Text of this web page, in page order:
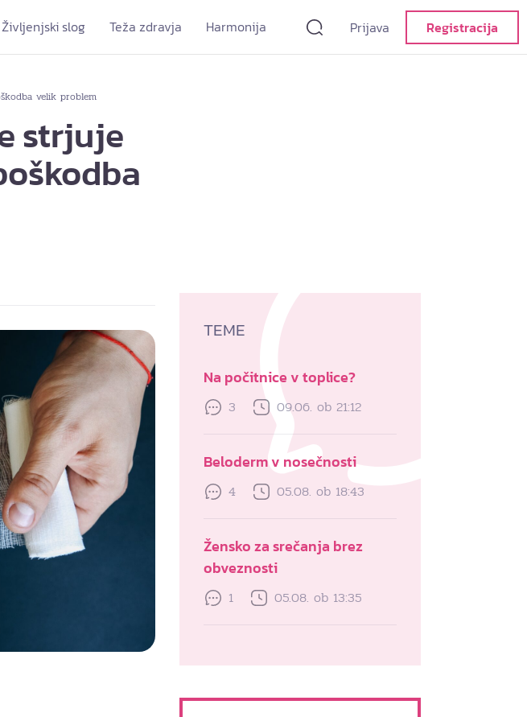
Življenjski slog Teža zdravja Harmonija Prijava Registracija
velik problem
strjuje
TEME
Na počitnice v toplice?
3 09.06. ob 21:12
Beloderm v nosečnosti
4 05.08. ob 18:43
Žensko za srečanja brez
obveznosti
1 05.08. ob 13:35